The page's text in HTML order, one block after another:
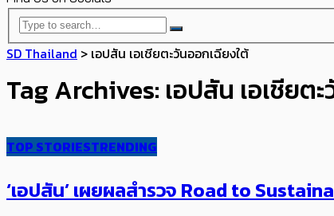
SD Thailand > เอปสัน เอเชียตะวันออกเฉียงใต้
Tag Archives: เอปสัน เอเชียต
TOP STORIESTRENDING
‘เอปสัน’​ เผยผลสำรวจ Road to